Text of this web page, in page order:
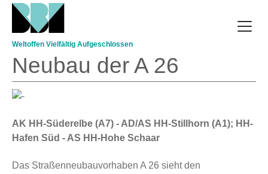
Direkt zum Inhalt
Weltoffen Vielfältig Aufgeschlossen
Neubau der A 26
AK HH-Süderelbe (A7) - AD/AS HH-Stillhorn (A1); HH-
Hafen Süd - AS HH-Hohe Schaar
Das Straßenneubauvorhaben A 26 sieht den